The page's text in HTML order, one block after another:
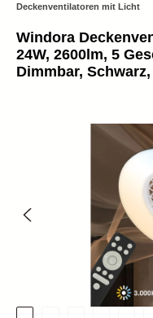
Deckenventilatoren mit Licht
Windora
24W, 2600lm, 5
Dimmbar,
Bildergalerie überspringen